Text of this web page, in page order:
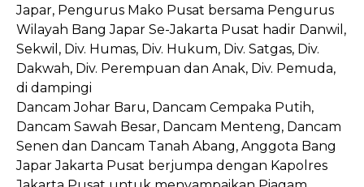
Japar, Pengurus Mako Pusat bersama Pengurus
Wilayah Bang Japar Se-Jakarta Pusat hadir Danwil,
Sekwil, Div. Humas, Div. Hukum, Div. Satgas, Div.
Dakwah, Div. Perempuan dan Anak, Div. Pemuda,
di dampingi
Dancam Johar Baru, Dancam Cempaka Putih,
Dancam Sawah Besar, Dancam Menteng, Dancam
Senen dan Dancam Tanah Abang, Anggota Bang
Japar Jakarta Pusat berjumpa dengan Kapolres